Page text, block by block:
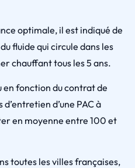
optimale, il est indiqué de
fluide qui circule dans les
chauffant tous les 5 ans.
en fonction du contrat de
d’une PAC à
en moyenne entre 100 et
toutes les villes françaises,